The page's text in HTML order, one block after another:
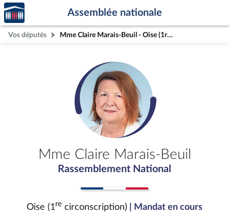
Aller au contenu
Aller en bas de la page
Accèder
à la
page
d'accueil
Assemblée nationale
Vos députés Mme Claire Marais-Beuil - Oise (1re circonscription)
Mme Claire Marais-Beuil
Rassemblement National
Oise (1re circonscription) | Mandat en cours